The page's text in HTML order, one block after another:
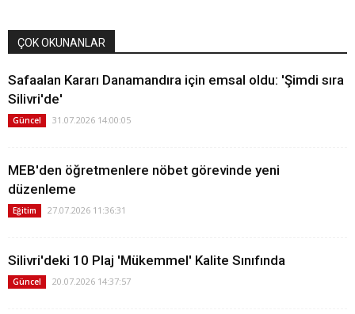
ÇOK OKUNANLAR
Safaalan Kararı Danamandıra için emsal oldu: 'Şimdi sıra
Silivri'de'
Güncel 31.07.2026 14:00:05
MEB'den öğretmenlere nöbet görevinde yeni
düzenleme
Eğitim 27.07.2026 11:36:31
Silivri'deki 10 Plaj 'Mükemmel' Kalite Sınıfında
Güncel 20.07.2026 14:37:57